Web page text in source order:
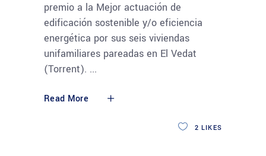
premio a la Mejor actuación de
edificación sostenible y/o eficiencia
energética por sus seis viviendas
unifamiliares pareadas en El Vedat
(Torrent).
Read More
2 LIKES